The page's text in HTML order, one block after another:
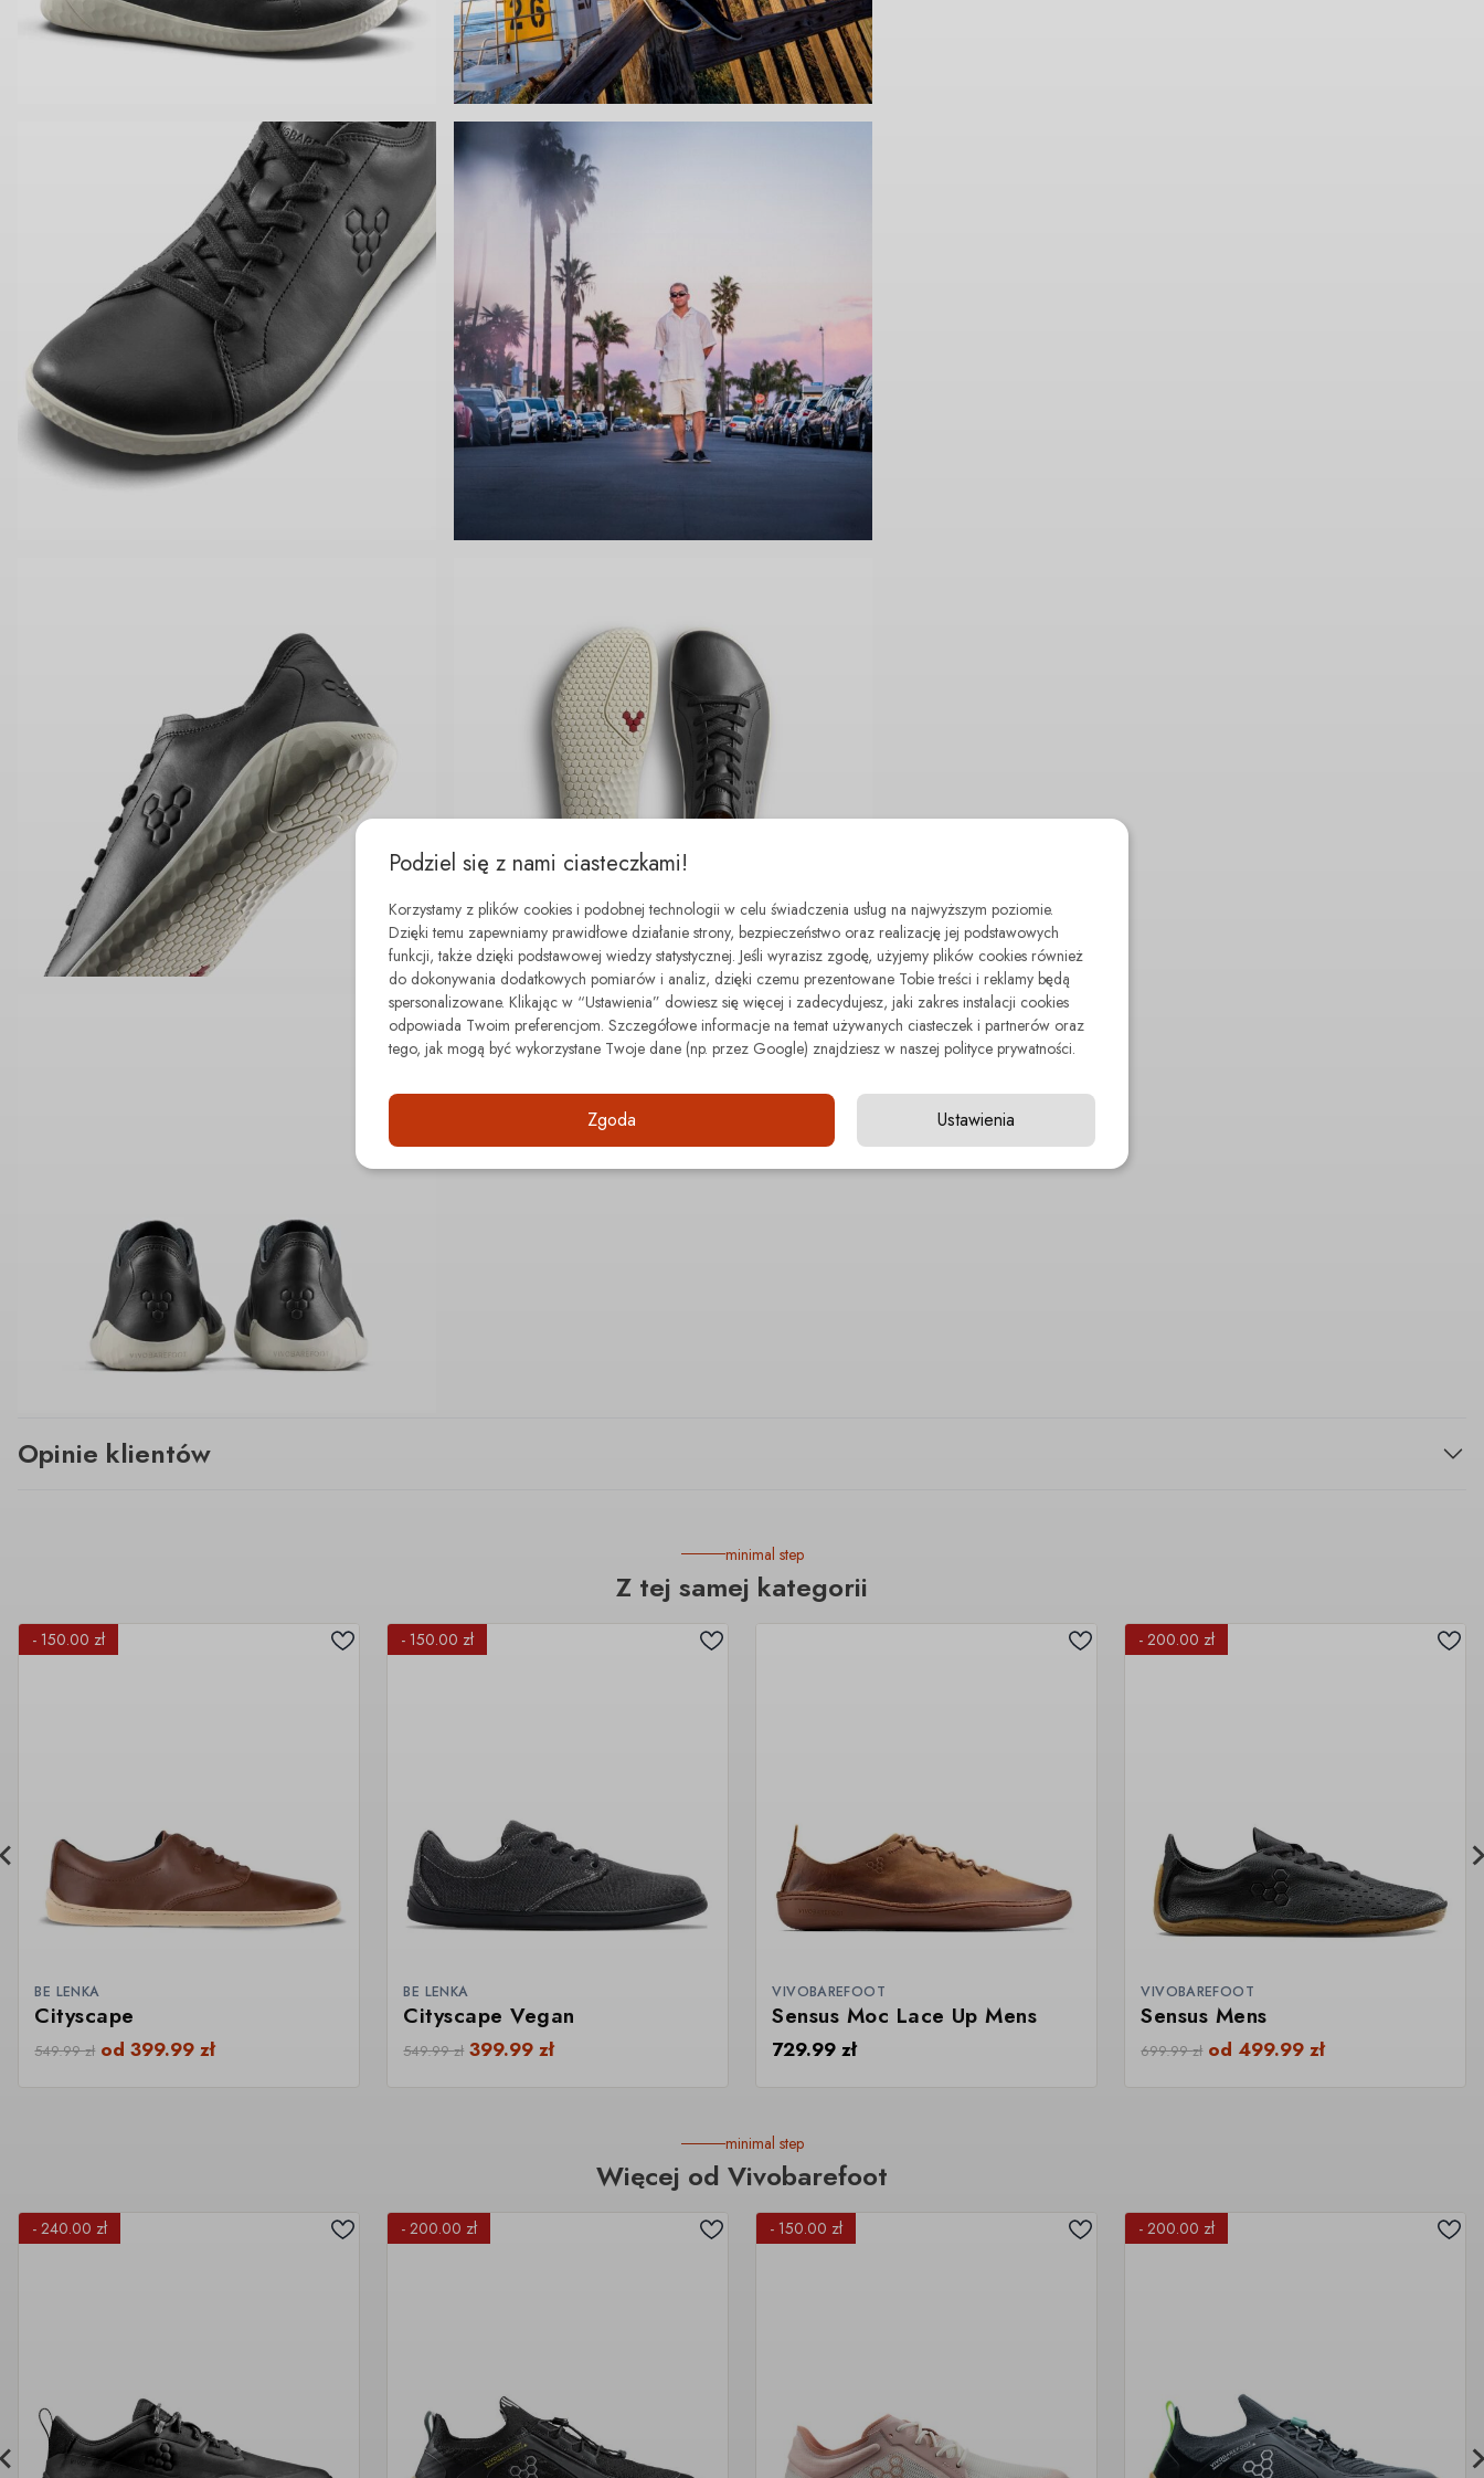
Opinie klientów
minimal step
Z tej samej kategorii
- 150.00 zł
BE LENKA
Cityscape
549.99zł od399.99zł
- 150.00 zł
BE LENKA
Cityscape Vegan
549.99zł 399.99zł
VIVOBAREFOOT
Sensus Moc Lace Up Mens
729.99zł
- 200.00 zł
VIVOBAREFOOT
Sensus Mens
699.99zł od 499.99zł
minimal step
Więcej od Vivobarefoot
- 240.00 zł - 200.00 zł - 150.00 zł - 200.00 zł
Podziel się z nami ciasteczkami!
Korzystamy z plików cookies i podobnej technologii w celu świadczenia usług na najwyższym poziomie.
Dzięki temu zapewniamy prawidłowe działanie strony, bezpieczeństwo oraz realizację jej podstawowych
funkcji, także dzięki podstawowej wiedzy statystycznej. Jeśli wyrazisz zgodę, użyjemy plików cookies również
do dokonywania dodatkowych pomiarów i analiz, dzięki czemu prezentowane Tobie treści i reklamy będą
spersonalizowane. Klikając w “Ustawienia” dowiesz się więcej i zadecydujesz, jaki zakres instalacji cookies
odpowiada Twoim preferencjom. Szczegółowe informacje na temat używanych ciasteczek i partnerów oraz
tego, jak mogą być wykorzystane Twoje dane (np. przez Google) znajdziesz w naszej polityce prywatności.
Zgoda Ustawienia